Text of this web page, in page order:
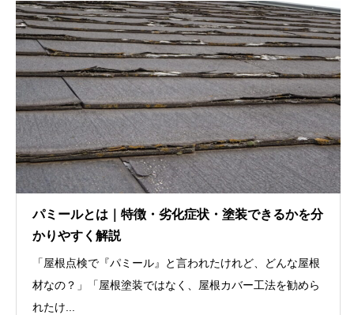
パミールとは｜特徴・劣化症状・塗装できるかを分
かりやすく解説
「屋根点検で『パミール』と言われたけれど、どんな屋根
材なの？」「屋根塗装ではなく、屋根カバー工法を勧めら
れたけ...